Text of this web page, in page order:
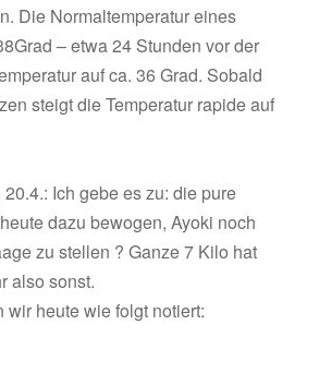
Die Normaltemperatur eines
– etwa 24 Stunden vor der
auf ca. 36 Grad. Sobald
steigt die Temperatur rapide auf
20.4.: Ich gebe es zu: die pure
dazu bewogen, Ayoki noch
zu stellen ? Ganze 7 Kilo hat
also sonst.
wir heute wie folgt notiert: